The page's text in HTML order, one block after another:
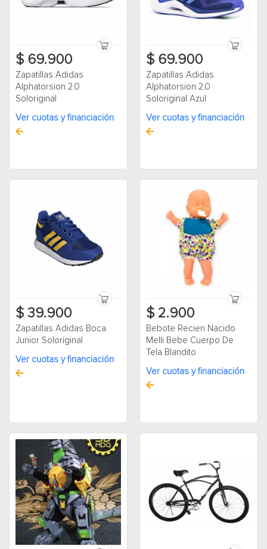
$ 69.900
Zapatillas Adidas
Alphatorsion 2.0
Soloriginal
Ver cuotas y financiación
$ 69.900
Zapatillas Adidas
Alphatorsion 2.0
Soloriginal Azul
Ver cuotas y financiación
$ 39.900
Zapatillas Adidas Boca
Junior Soloriginal
Ver cuotas y financiación
$ 2.900
Bebote Recien Nacido
Melli Bebe Cuerpo De
Tela Blandito
Ver cuotas y financiación